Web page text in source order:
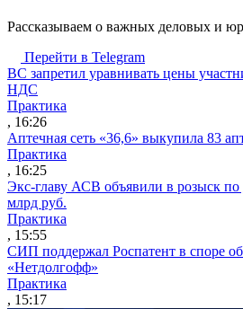
Рассказываем о важных деловых и
Перейти в Telegram
ВС запретил уравнивать цены
НДС
Практика
, 16:26
Аптечная сеть «36,6» выкупила 83
Практика
, 16:25
Экс-главу АСВ объявили в розыск
млрд руб.
Практика
, 15:55
СИП поддержал Роспатент в споре
«Нетдолгофф»
Практика
, 15:17